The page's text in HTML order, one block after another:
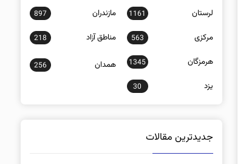
لرستان 1161 مازندران 897
مرکزی 563 مناطق آزاد 218
هرمزگان 1345 همدان 256
یزد 30
جدیدترین مقالات